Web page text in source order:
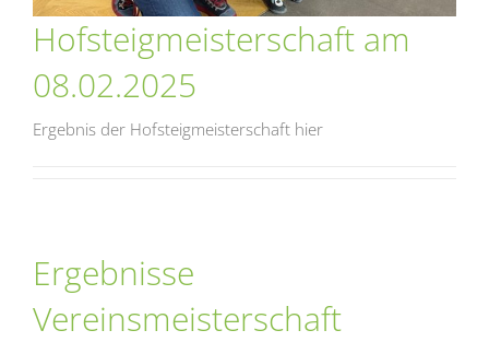
Hofsteigmeisterschaft am
08.02.2025
Ergebnis der Hofsteigmeisterschaft hier
Ergebnisse
Vereinsmeisterschaft